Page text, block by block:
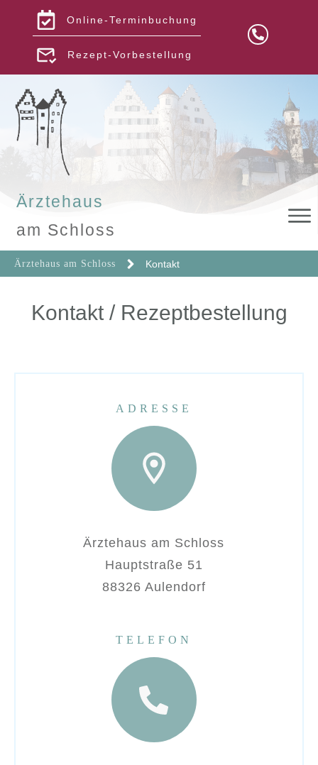
Online-Terminbuchung
Rezept-Vorbestellung
Ärztehaus
am Schloss
Ärztehaus am Schloss Kontakt
Kontakt / Rezeptbestellung
ADRESSE
Ärztehaus am Schloss
Hauptstraße 51
88326 Aulendorf
TELEFON